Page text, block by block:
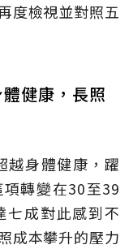
度檢視並對照五
健康，長照
越身體健康，躍
轉變在30至39
七成對此感到不
成本攀升的壓力